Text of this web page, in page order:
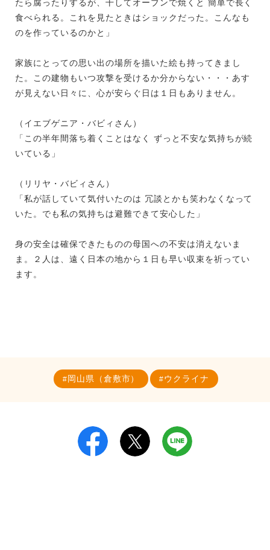
たら腐ったりするが、干してオーブンで焼くと 簡単で長く
食べられる。これを見たときはショックだった。こんなも
のを作っているのかと」
家族にとっての思い出の場所を描いた絵も持ってきまし
た。この建物もいつ攻撃を受けるか分からない・・・あす
が見えない日々に、心が安らぐ日は１日もありません。
（イエブゲニア・バビィさん）
「この半年間落ち着くことはなく ずっと不安な気持ちが続
いている」
（リリヤ・バビィさん）
「私が話していて気付いたのは 冗談とかも笑わなくなって
いた。でも私の気持ちは避難できて安心した」
身の安全は確保できたものの母国への不安は消えないま
ま。２人は、遠く日本の地から１日も早い収束を祈ってい
ます。
岡山県（倉敷市） ウクライナ